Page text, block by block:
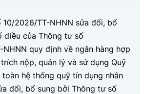
10/2026/TT-NHNN sửa đổi, bổ
điều của Thông tư số
quy định về ngân hàng hợp
nộp, quản lý và sử dụng Quỹ
toàn hệ thống quỹ tín dụng nhân
đổi, bổ sung bởi Thông tư số